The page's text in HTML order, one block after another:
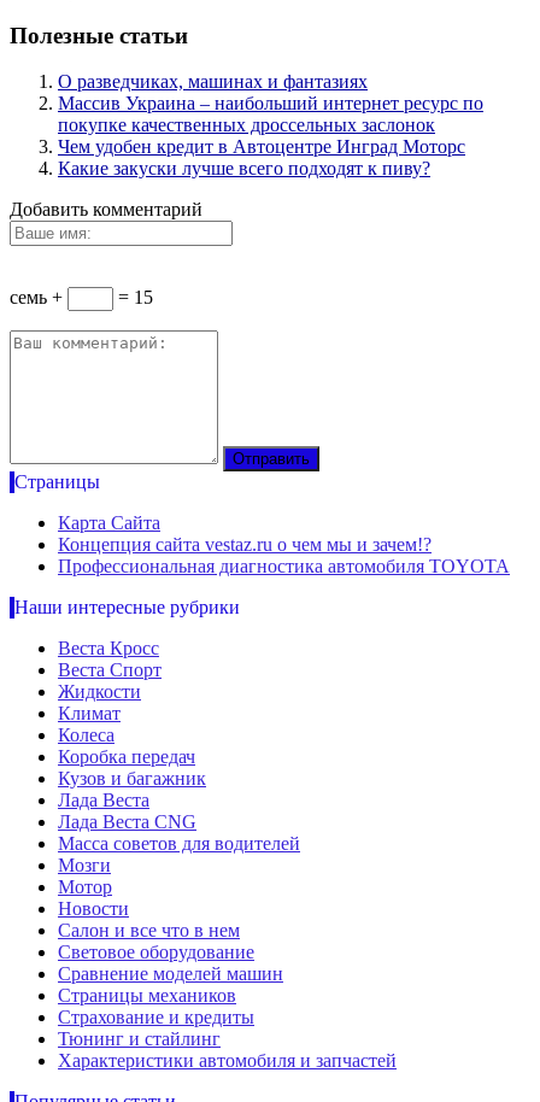
Полезные статьи
О разведчиках, машинах и фантазиях
Массив Украина – наибольший интернет ресурс по
покупке качественных дроссельных заслонок
Чем удобен кредит в Автоцентре Инград Моторс
Какие закуски лучше всего подходят к пиву?
Добавить комментарий
семь + = 15
Страницы
Карта Сайта
Концепция сайта vestaz.ru о чем мы и зачем!?
Профессиональная диагностика автомобиля TOYOTA
Наши интересные рубрики
Веста Кросс
Веста Спорт
Жидкости
Климат
Колеса
Коробка передач
Кузов и багажник
Лада Веста
Лада Веста CNG
Масса советов для водителей
Мозги
Мотор
Новости
Салон и все что в нем
Световое оборудование
Сравнение моделей машин
Страницы механиков
Страхование и кредиты
Тюнинг и стайлинг
Характеристики автомобиля и запчастей